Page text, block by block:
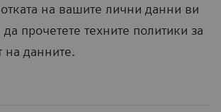
на вашите лични данни ви
прочетете техните политики за
на данните.